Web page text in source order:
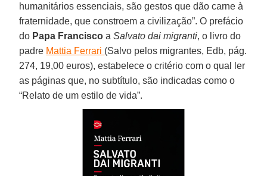
humanitários essenciais, são gestos que dão carne à
fraternidade, que constroem a civilização”. O prefácio
do Papa Francisco aSalvato dai migranti, o livro do
padre Mattia Ferrari (Salvo pelos migrantes, Edb, pág.
274, 19,00 euros), estabelece o critério com o qual ler
as páginas que, no subtítulo, são indicadas como o
“Relato de um estilo de vida”.